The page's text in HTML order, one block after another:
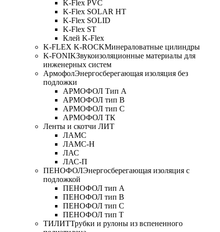
K-Flex PVC
K-Flex SOLAR HT
K-Flex SOLID
K-Flex ST
Клей K-Flex
K-FLEX K-ROCKМинераловатные цилиндры
K-FONIKЗвукоизоляционные материалы для
инженерных систем
АрмофолЭнергосберегающая изоляция без
подложки
АРМОФОЛ Тип А
АРМОФОЛ тип В
АРМОФОЛ тип C
АРМОФОЛ ТК
Ленты и скотчи ЛИТ
ЛАМС
ЛАМС-Н
ЛАС
ЛАС-П
ПЕНОФОЛЭнергосберегающая изоляция с
подложкой
ПЕНОФОЛ тип А
ПЕНОФОЛ тип B
ПЕНОФОЛ тип C
ПЕНОФОЛ тип T
ТИЛИТТрубки и рулоны из вспененного